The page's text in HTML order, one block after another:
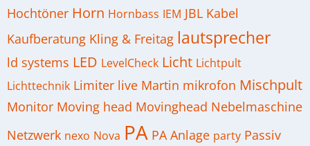
Hochtöner Horn Hornbass IEM JBL Kabel
Kaufberatung Kling & Freitag lautsprecher
ld systems LED LevelCheck Licht Lichtpult
Lichttechnik Limiter live Martin mikrofon Mischpult
Monitor Moving head Movinghead Nebelmaschine
Netzwerk nexo Nova PA PA Anlage party Passiv